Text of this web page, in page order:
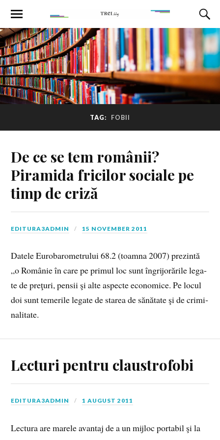
TAG: FOBII
De ce se tem românii?
Piramida fricilor sociale pe
timp de criză
EDITURA3ADMIN 15 NOVEMBER 2011
Da­te­le Eu­ro­ba­ro­me­tru­lui 68.2 (toam­na 2007) pre­zin­tă
„o Ro­mâ­nie în care pe pri­mul loc sunt în­gri­jo­ră­ri­le le­ga­
te de pre­ţuri, pen­sii şi alte as­pec­te eco­no­mi­ce. Pe lo­cul
doi sunt te­me­ri­le le­ga­te de sta­rea de să­nă­ta­te şi de cri­mi­
na­li­ta­te.
Lecturi pentru claustrofobi
EDITURA3ADMIN 1 AUGUST 2011
Lectura are marele avantaj de a un mijloc portabil şi la